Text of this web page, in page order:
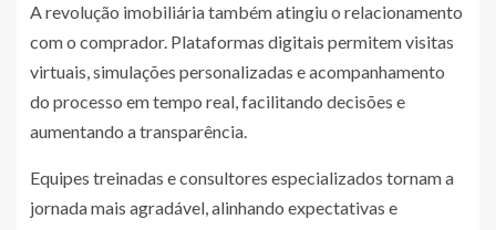
A revolução imobiliária também atingiu o relacionamento
com o comprador. Plataformas digitais permitem visitas
virtuais, simulações personalizadas e acompanhamento
do processo em tempo real, facilitando decisões e
aumentando a transparência.
Equipes treinadas e consultores especializados tornam a
jornada mais agradável, alinhando expectativas e